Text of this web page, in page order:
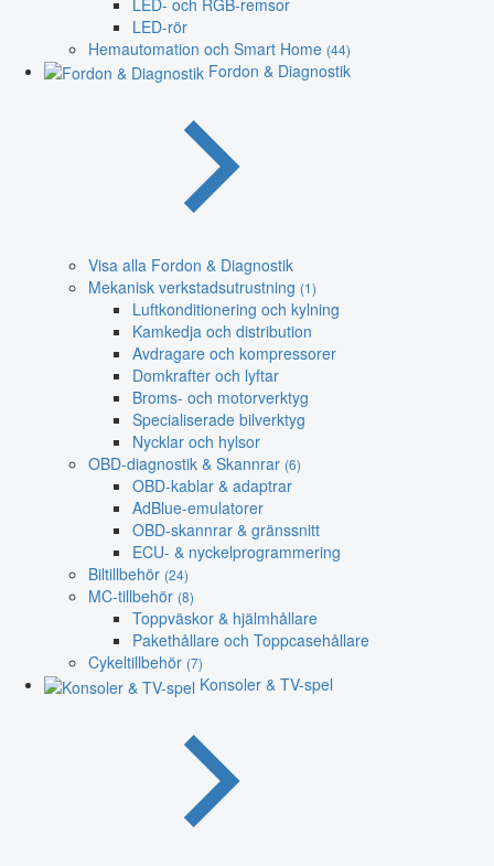
LED-rör
Hemautomation och Smart Home (44)
Fordon & Diagnostik
Visa alla Fordon & Diagnostik
Mekanisk verkstadsutrustning (1)
Luftkonditionering och kylning
Kamkedja och distribution
Avdragare och kompressorer
Domkrafter och lyftar
Broms- och motorverktyg
Specialiserade bilverktyg
Nycklar och hylsor
OBD-diagnostik & Skannrar (6)
OBD-kablar & adaptrar
AdBlue-emulatorer
OBD-skannrar & gränssnitt
ECU- & nyckelprogrammering
Biltillbehör (24)
MC-tillbehör (8)
Toppväskor & hjälmhållare
Pakethållare och Toppcasehållare
Cykeltillbehör (7)
Konsoler & TV-spel